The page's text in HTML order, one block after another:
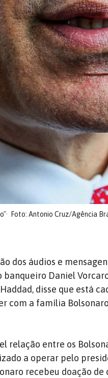
Foto: Antonio Cruz/Agência
dos áudios e
banqueiro Daniel
disse que está
com a família
relação entre os
a operar pelo
recebeu doação